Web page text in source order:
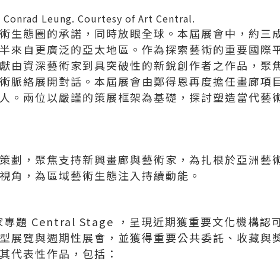
Leung. Courtesy of Art Central.
生態圈的承諾，同時放眼全球。本屆展會中，約三
來自更廣泛的亞太地區。作為探索藝術的重要國際
由資深藝術家到具突破性的新銳創作者之作品，聚
脈絡展開對話。本屆展會由鄭得恩再度擔任畫廊項
。兩位以嚴謹的策展框架為基礎，探討塑造當代藝
策劃，聚焦支持新興畫廊與藝術家，為扎根於亞洲藝
角，為區域藝術生態注入持續動能。
題 Central Stage ，呈現近期獲重要文化機構認
展覽與週期性展會，並獲得重要公共委託、收藏與
代表性作品，包括：